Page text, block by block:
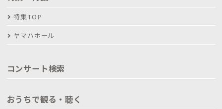
特集TOP
ヤマハホール
コンサート検索
おうちで観る・聴く